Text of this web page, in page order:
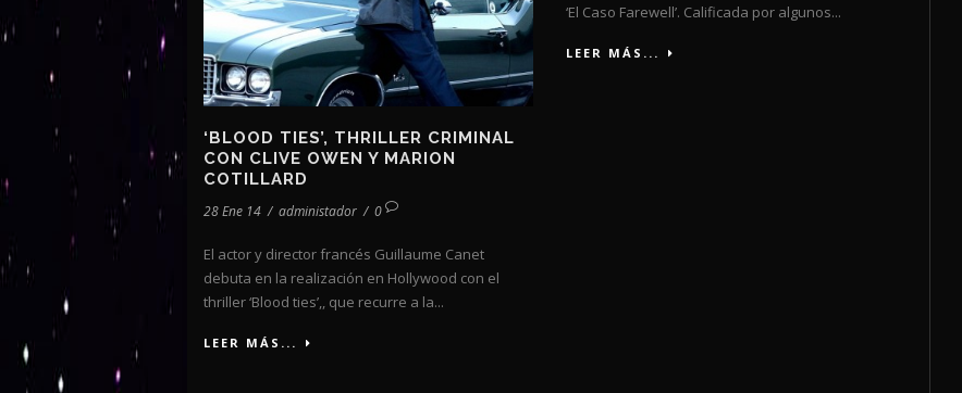
‘BLOOD TIES’, THRILLER CRIMINAL
CON CLIVE OWEN Y MARION
COTILLARD
28 Ene 14 / administador / 0
El actor y director francés Guillaume Canet
debuta en la realización en Hollywood con el
thriller ‘Blood ties’,, que recurre a la...
LEER MÁS...
‘El Caso Farewell’. Calificada por algunos...
LEER MÁS...